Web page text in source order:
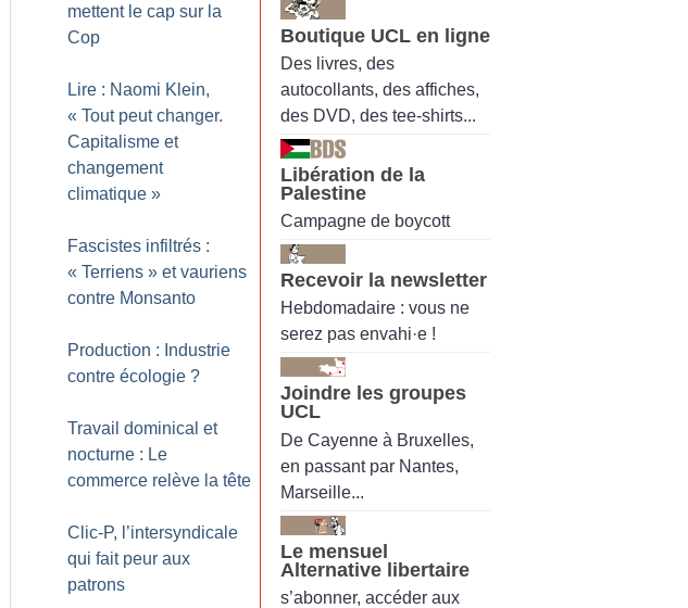
mettent le cap sur la
Cop
Lire : Naomi Klein,
« Tout peut changer.
Capitalisme et
changement
climatique »
Fascistes infiltrés :
« Terriens » et vauriens
contre Monsanto
Production : Industrie
contre écologie ?
Travail dominical et
nocturne : Le
commerce relève la tête
Clic-P, l’intersyndicale
qui fait peur aux
patrons
Boutique UCL en ligne
Des livres, des
autocollants, des affiches,
des DVD, des tee-shirts...
Libération de la
Palestine
Campagne de boycott
Recevoir la newsletter
Hebdomadaire : vous ne
serez pas envahi·e !
Joindre les groupes
UCL
De Cayenne à Bruxelles,
en passant par Nantes,
Marseille...
Le mensuel
Alternative libertaire
s’abonner, accéder aux